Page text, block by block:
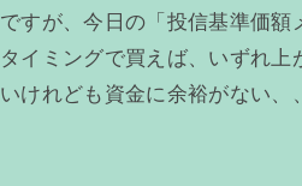
ですが、今日の「投信基準価
タイミングで買えば、いずれ
いけれども資金に余裕がない、